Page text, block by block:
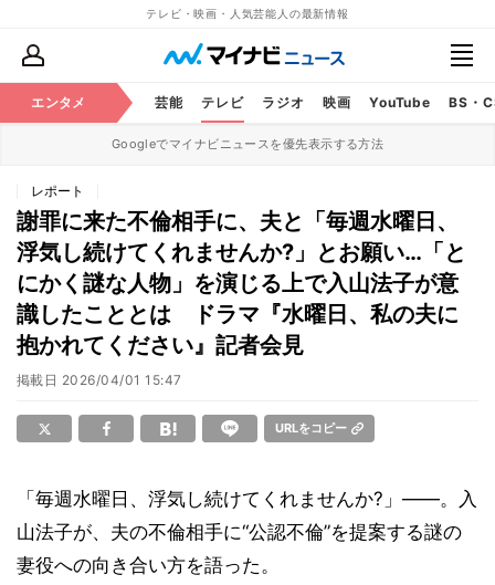
テレビ・映画・人気芸能人の最新情報
エンタメ 芸能 テレビ ラジオ 映画 YouTube BS・
Googleでマイナビニュースを優先表示する方法
レポート
謝罪に来た不倫相手に、夫と「毎週水曜日、
浮気し続けてくれませんか?」とお願い…「と
にかく謎な人物」を演じる上で入山法子が意
識したこととは ドラマ『水曜日、私の夫に
抱かれてください』記者会見
掲載日 2026/04/01 15:47
URLをコピー
「毎週水曜日、浮気し続けてくれませんか?」――。入
山法子が、夫の不倫相手に“公認不倫”を提案する謎の
妻役への向き合い方を語った。